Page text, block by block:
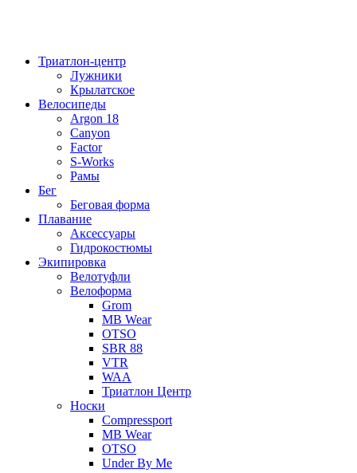
Триатлон-центр
Лужники
Крылатское
Велосипеды
Argon 18
Canyon
Factor
S-Works
Рамы
Бег
Беговая форма
Плавание
Аксессуары
Гидрокостюмы
Экипировка
Велотуфли
Велоформа
Grom
MB Wear
OTSO
SBR 88
VTR
WAA
Триатлон Центр
Носки
Compressport
MB Wear
OTSO
Under By Me